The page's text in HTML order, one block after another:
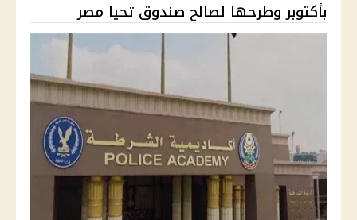
بأكتوبر وطرحها لصالح صندوق تحيا مصر